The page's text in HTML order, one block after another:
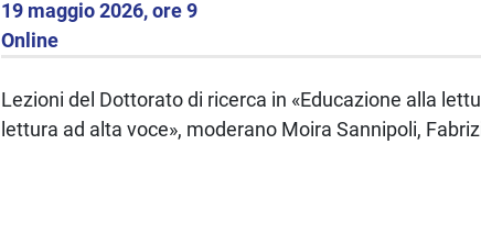
19 maggio 2026, ore 9
Online
Lezioni del Dottorato di ricerca in «Educazione alla
lettura ad alta voce», moderano Moira Sannipoli,